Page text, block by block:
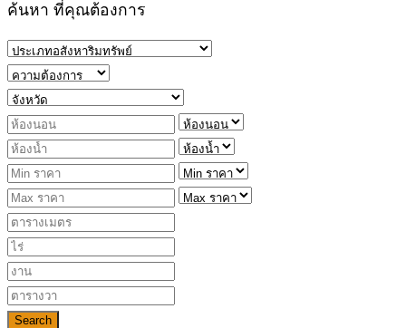
ค้นหา ที่คุณต้องการ
Search